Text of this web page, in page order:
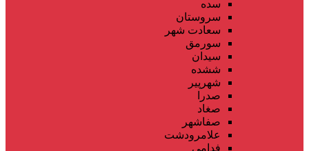
سده
سروستان
سعادت شهر
سورمق
سیدان
ششده
شهرپیر
صدرا
صغاد
صفاشهر
علامرودشت
فدامی